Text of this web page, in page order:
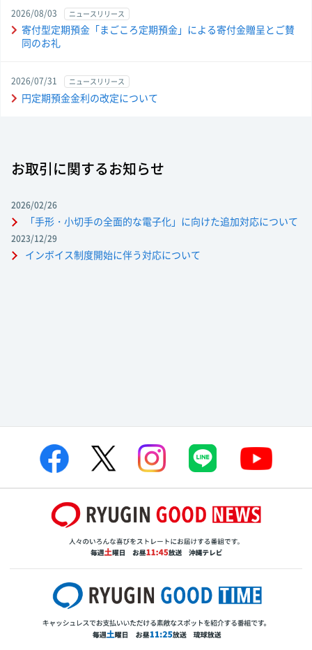
2026/08/03 ニュースリリース
寄付型定期預金「まごころ定期預金」による寄付金贈呈とご賛
同のお礼
2026/07/31 ニュースリリース
円定期預金金利の改定について
お取引に関するお知らせ
2026/02/26
「手形・小切手の全面的な電子化」に向けた追加対応について
2023/12/29
インボイス制度開始に伴う対応について